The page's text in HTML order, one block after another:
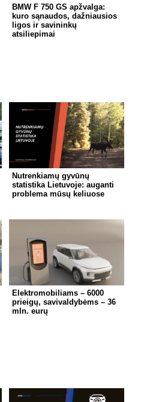
BMW F 750 GS apžvalga:
kuro sąnaudos, dažniausios
ligos ir savininkų
atsiliepimai
Nutrenkiamų gyvūnų
statistika Lietuvoje: auganti
problema mūsų keliuose
Elektromobiliams – 6000
prieigų, savivaldybėms – 36
mln. eurų